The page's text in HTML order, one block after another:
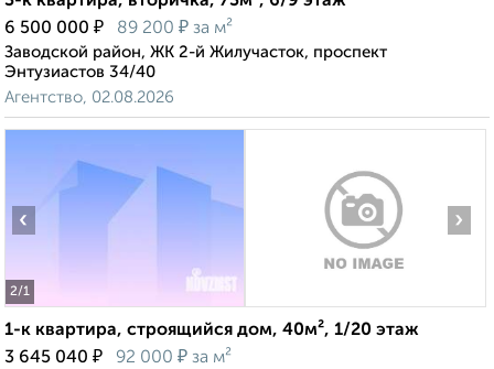
6 500 000 ₽ 89 200 ₽ за м²
Заводской район, ЖК 2-й Жилучасток, проспект
Энтузиастов 34/40
Агентство, 02.08.2026
2/1
‹ ›
1-к квартира, строящийся дом, 40м², 1/20 этаж
3 645 040 ₽ 92 000 ₽ за м²